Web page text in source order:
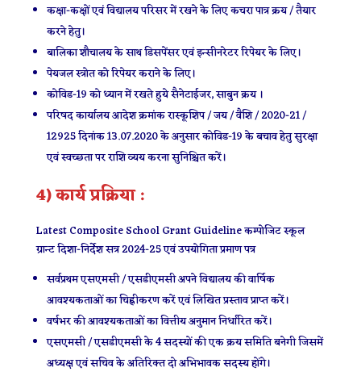
कक्षा-कक्षों एवं विद्यालय परिसर में रखने के लिए कचरा पात्र क्रय / तैयार
करने हेतु।
बालिका शौचालय के साथ डिसपेंसर एवं इन्सीनरेटर रिपेयर के लिए।
पेयजल स्त्रोत को रिपेयर कराने के लिए।
कोविड-19 को ध्यान में रखते हुये सैनेटाईजर, साबुन क्रय ।
परिषद कार्यालय आदेश क्रमांक रास्कूशिप / जय / वैशि / 2020-21 /
12925 दिनांक 13.07.2020 के अनुसार कोविड-19 के बचाव हेतु सुरक्षा
एवं स्वच्छता पर राशि व्यय करना सुनिश्चित करें।
4) कार्य प्रक्रिया :
Latest Composite School Grant Guideline कम्पोजिट स्कूल
ग्रान्ट दिशा-निर्देश सत्र 2024-25 एवं उपयोगिता प्रमाण पत्र
सर्वप्रथम एसएमसी / एसडीएमसी अपने विद्यालय की वार्षिक
आवश्यकताओं का चिह्नीकरण करें एवं लिखित प्रस्ताव प्राप्त करें।
वर्षभर की आवश्यकताओं का वित्तीय अनुमान निर्धारित करें।
एसएमसी / एसडीएमसी के 4 सदस्यों की एक क्रय समिति बनेगी जिसमें
अध्यक्ष एवं सचिव के अतिरिक्त दो अभिभावक सदस्य होंगे।